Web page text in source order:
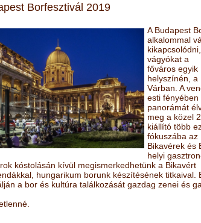
Borfesztivál 2019
A Budapest
alkalommal
vágyókat a
főváros egyik
helyszínén, a
Várban. A
esti fényében
panorámát
meg a közel
kiállító több
fókuszába az
Bikavérek és
helyi
kóstolásán kívül megismerkedhetünk a Bikavért
hungarikum borunk készítésének titkaival.
a bor és kultúra találkozását gazdag zenei és